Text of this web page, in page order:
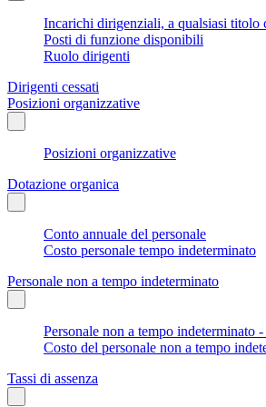
Incarichi dirigenziali, a qualsiasi titolo
Posti di funzione disponibili
Ruolo dirigenti
Dirigenti cessati
Posizioni organizzative
Posizioni organizzative
Dotazione organica
Conto annuale del personale
Costo personale tempo indeterminato
Personale non a tempo indeterminato
Personale non a tempo indeterminato
Costo del personale non a tempo
Tassi di assenza